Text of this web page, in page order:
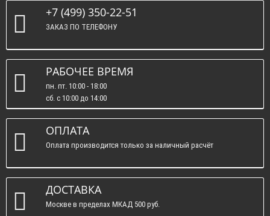
+7 (499) 350-22-51
ЗАКАЗ ПО ТЕЛЕФОНУ
РАБОЧЕЕ ВРЕМЯ
пн. пт. 10:00 - 18:00
сб. c 10:00 до 14:00
вс. : выходные.
ОПЛАТА
Оплата производится только за наличный расчёт
ДОСТАВКА
Москве в пределах МКАД 500 руб.